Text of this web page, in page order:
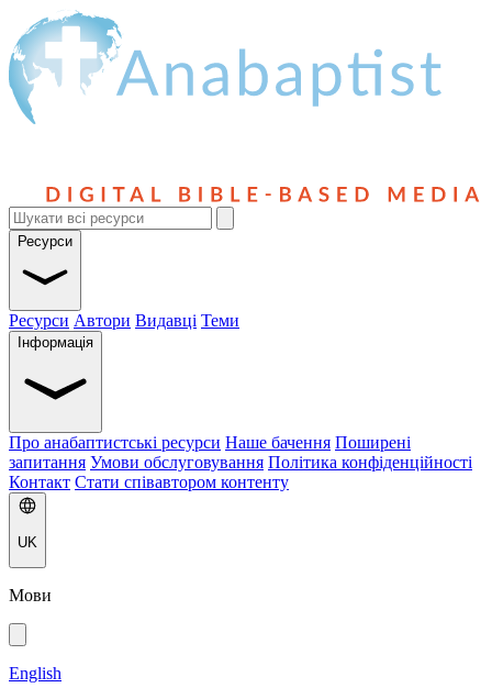
Ресурси
Ресурси Автори Видавці Теми
Інформація
Про анабаптистські ресурси Наше бачення Поширені
запитання Умови обслуговування Політика конфіденційності
Контакт Стати співавтором контенту
UK
Мови
English